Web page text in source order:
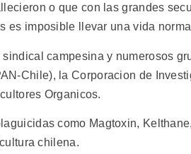
o que con las grandes
es imposible llevar una vida
campesina y numerosos
Chile), la Corporacion de
Organicos.
como Magtoxin,
chilena.